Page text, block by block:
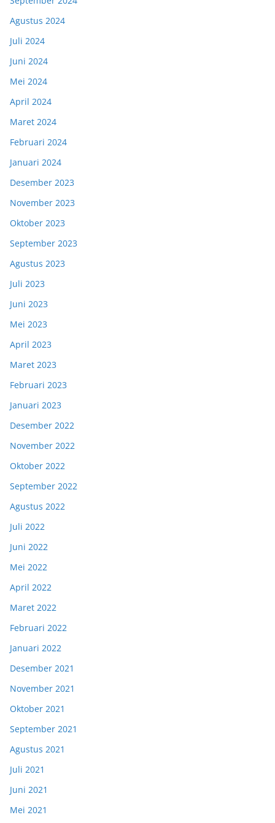
Agustus 2024
Juli 2024
Juni 2024
Mei 2024
April 2024
Maret 2024
Februari 2024
Januari 2024
Desember 2023
November 2023
Oktober 2023
September 2023
Agustus 2023
Juli 2023
Juni 2023
Mei 2023
April 2023
Maret 2023
Februari 2023
Januari 2023
Desember 2022
November 2022
Oktober 2022
September 2022
Agustus 2022
Juli 2022
Juni 2022
Mei 2022
April 2022
Maret 2022
Februari 2022
Januari 2022
Desember 2021
November 2021
Oktober 2021
September 2021
Agustus 2021
Juli 2021
Juni 2021
Mei 2021